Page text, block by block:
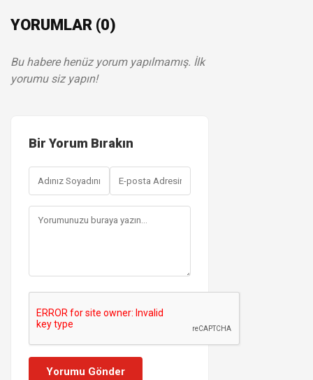
YORUMLAR (0)
Bu habere henüz yorum yapılmamış. İlk
yorumu siz yapın!
Bir Yorum Bırakın
Yorumu Gönder